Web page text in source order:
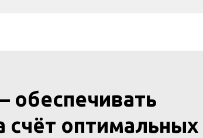
обеспечивать
счёт оптимальных